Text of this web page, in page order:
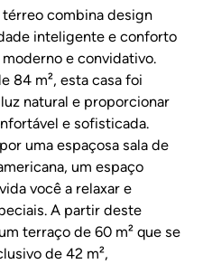
combina design
inteligente e conforto
e convidativo.
84 m², esta casa foi
natural e proporcionar
e sofisticada.
uma espaçosa sala de
um espaço
você a relaxar e
A partir deste
terraço de 60 m² que se
de 42 m²,